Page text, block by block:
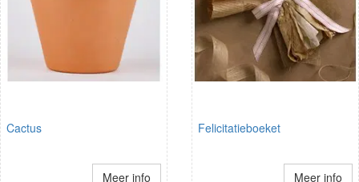
Cactus
Meer info
Felicitatieboeket
Meer info